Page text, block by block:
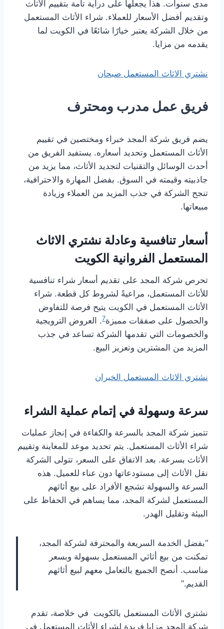
مدى سنوات. هذا يجعلها على دراية تامة بتقييم الأثاث
وتقديم أفضل الأسعار للعملاء. شراء الأثاث المستعمل
من خلال الشركة يعتبر خيارًا شائعًا في الكويت لما
يقدمه من مزايا.
نشتري الاثاث المستعمل صبحان
فريق عمل مدرب ومحترف
يضم فريق شركة المجد خبراء ومختصين في تقييم
الأثاث المستعمل وتحديد أسعاره. يستفيد الفريق من
أحدث الوسائل والتقنيات لتجديد الأثاث، مما يزيد من
جاذبيته وقيمته في السوق. بفضل المهارة والاحترافية،
تنجح الشركة في جذب المزيد من العملاء وزيادة
مبيعاتها.
أسعار تنافسية وعادلة نشتري الاثاث
المستعمل الفروانية الكويت
تحرص شركة المجد على تقديم أسعار شراء تنافسية
للأثاث المستعمل، مراعيةً لشروط كل قطعة. شراء
الأثاث المستعمل في الكويت يتيح فرصة للتفاوض
والحصول على صفقات مميزة7. العروض الترويجية
والخصومات التي تقدمها الشركة تساعد في جذب
المزيد من المشترين وتعزيز البيع.
نشتري الاثاث المستعمل الخيران
سرعة وسهولة في إتمام عملية الشراء
تتميز شركة المجد بالسرعة والكفاءة في إنجاز عمليات
شراء الأثاث المستعمل. يتم تحديد موعد للمعاينة وتقييم
الأثاث بسرعة. بعد الاتفاق على السعر، تتولى الشركة
نقل الأثاث إلى مستودعاتها دون عناء للعميل. هذه
السرعة والسهولة تشجع الأفراد على بيع أثاثهم
المستعمل لشركة المجد، مما يساهم في الحفاظ على
البيئة وتقليل الهدر.
“بفضل الخدمة السريعة والمحترفة لشركة المجد،
تمكنت من بيع أثاثي المستعمل بسهولة وبسعر
مناسب. أنصح الجميع بالتعامل معهم لبيع أثاثهم
القديم.”
نشتري الأثاث المستعمل بالكويت في خلاصة، تقدم
شركة المجد مزايا فريدة لشراء الأثاث المستعمل في